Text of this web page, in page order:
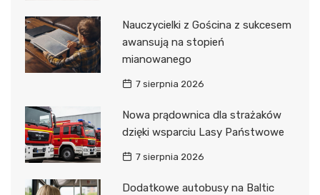
Nauczycielki z Gościna z sukcesem
awansują na stopień
mianowanego
7 sierpnia 2026
Nowa prądownica dla strażaków
dzięki wsparciu Lasy Państwowe
7 sierpnia 2026
Dodatkowe autobusy na Baltic